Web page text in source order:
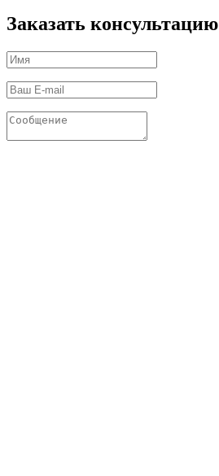
Заказать консультацию